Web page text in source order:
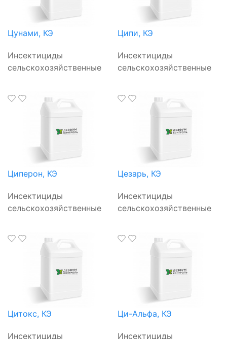
Цунами, КЭ
Инсектициды
сельскохозяйственные
Ципи, КЭ
Инсектициды
сельскохозяйственные
Циперон, КЭ
Инсектициды
сельскохозяйственные
Цезарь, КЭ
Инсектициды
сельскохозяйственные
Цитокс, КЭ
Инсектициды
Ци-Альфа, КЭ
Инсектициды